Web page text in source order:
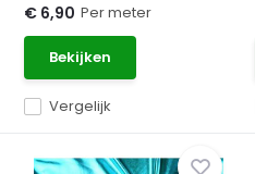
Vergelijk
€ 6,90 Per meter
Bekijken